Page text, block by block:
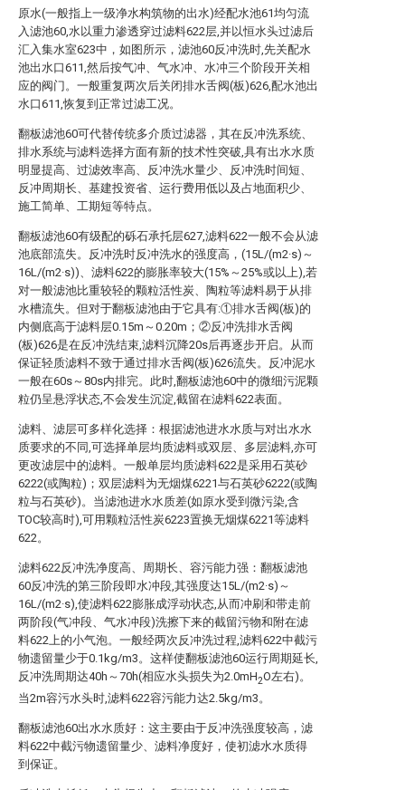
原水(一般指上一级净水构筑物的出水)经配水池61均匀流
入滤池60,水以重力渗透穿过滤料622层,并以恒水头过滤后
汇入集水室623中，如图所示，滤池60反冲洗时,先关配水
池出水口611,然后按气冲、气水冲、水冲三个阶段开关相
应的阀门。一般重复两次后关闭排水舌阀(板)626,配水池出
水口611,恢复到正常过滤工况。
翻板滤池60可代替传统多介质过滤器，其在反冲洗系统、
排水系统与滤料选择方面有新的技术性突破,具有出水水质
明显提高、过滤效率高、反冲洗水量少、反冲洗时间短、
反冲周期长、基建投资省、运行费用低以及占地面积少、
施工简单、工期短等特点。
翻板滤池60有级配的砾石承托层627,滤料622一般不会从滤
池底部流失。反冲洗时反冲洗水的强度高，(15L/(m2·s)～
16L/(m2·s))、滤料622的膨胀率较大(15%～25%或以上),若
对一般滤池比重较轻的颗粒活性炭、陶粒等滤料易于从排
水槽流失。但对于翻板滤池由于它具有:①排水舌阀(板)的
内侧底高于滤料层0.15m～0.20m；②反冲洗排水舌阀
(板)626是在反冲洗结束,滤料沉降20s后再逐步开启。从而
保证轻质滤料不致于通过排水舌阀(板)626流失。反冲泥水
一般在60s～80s内排完。此时,翻板滤池60中的微细污泥颗
粒仍呈悬浮状态,不会发生沉淀,截留在滤料622表面。
滤料、滤层可多样化选择：根据滤池进水水质与对出水水
质要求的不同,可选择单层均质滤料或双层、多层滤料,亦可
更改滤层中的滤料。一般单层均质滤料622是采用石英砂
6222(或陶粒)；双层滤料为无烟煤6221与石英砂6222(或陶
粒与石英砂)。当滤池进水水质差(如原水受到微污染,含
TOC较高时),可用颗粒活性炭6223置换无烟煤6221等滤料
622。
滤料622反冲洗净度高、周期长、容污能力强：翻板滤池
60反冲洗的第三阶段即水冲段,其强度达15L/(m2·s)～
16L/(m2·s),使滤料622膨胀成浮动状态,从而冲刷和带走前
两阶段(气冲段、气水冲段)洗擦下来的截留污物和附在滤
料622上的小气泡。一般经两次反冲洗过程,滤料622中截污
物遗留量少于0.1kg/m3。这样使翻板滤池60运行周期延长,
反冲洗周期达40h～70h(相应水头损失为2.0mH2O左右)。
当2m容污水头时,滤料622容污能力达2.5kg/m3。
翻板滤池60出水水质好：这主要由于反冲洗强度较高，滤
料622中截污物遗留量少、滤料净度好，使初滤水水质得
到保证。